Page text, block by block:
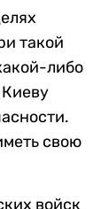
такой
либо
свою
войск